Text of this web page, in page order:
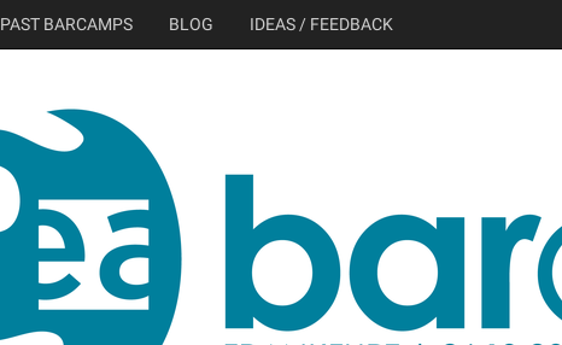
PAST BARCAMPS BLOG IDEAS / FEEDBACK